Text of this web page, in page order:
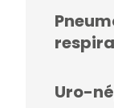
Uro-